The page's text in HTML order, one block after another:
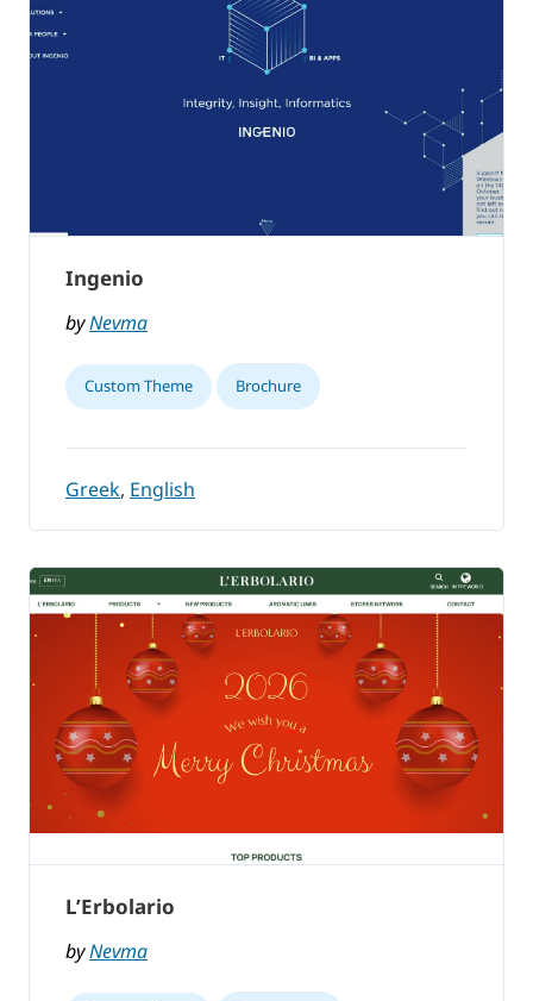
Ingenio
byNevma
Custom Theme Brochure
Greek, English
L’Erbolario
byNevma